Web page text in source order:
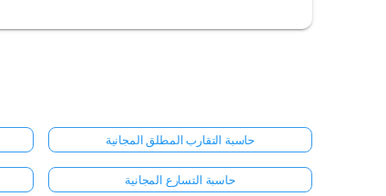
حاسبة التقارب المطلق المجانية
حاسبة التسارع المجانية